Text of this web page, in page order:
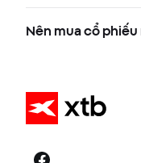
Nên mua cổ phiếu